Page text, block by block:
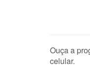
Ouça a
celular.